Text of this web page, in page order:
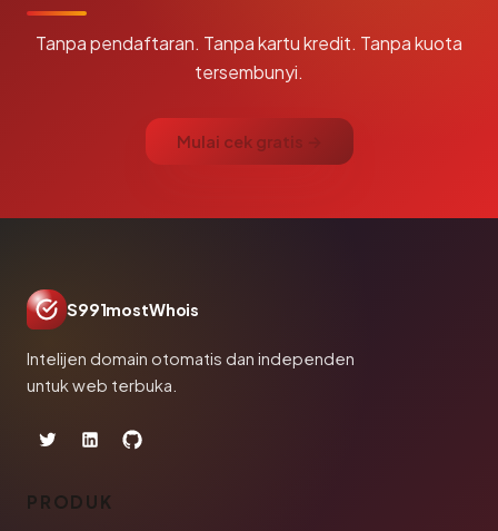
Tanpa pendaftaran. Tanpa kartu kredit. Tanpa kuota
tersembunyi.
Mulai cek gratis →
S991mostWhois
Intelijen domain otomatis dan independen
untuk web terbuka.
PRODUK